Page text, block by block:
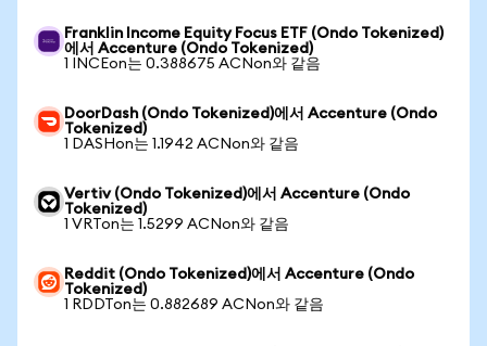
Franklin Income Equity Focus ETF (Ondo Tokenized)
에서 Accenture (Ondo Tokenized)
1 INCEon는 0.388675 ACNon와 같음
DoorDash (Ondo Tokenized)에서 Accenture (Ondo
Tokenized)
1 DASHon는 1.1942 ACNon와 같음
Vertiv (Ondo Tokenized)에서 Accenture (Ondo
Tokenized)
1 VRTon는 1.5299 ACNon와 같음
Reddit (Ondo Tokenized)에서 Accenture (Ondo
Tokenized)
1 RDDTon는 0.882689 ACNon와 같음